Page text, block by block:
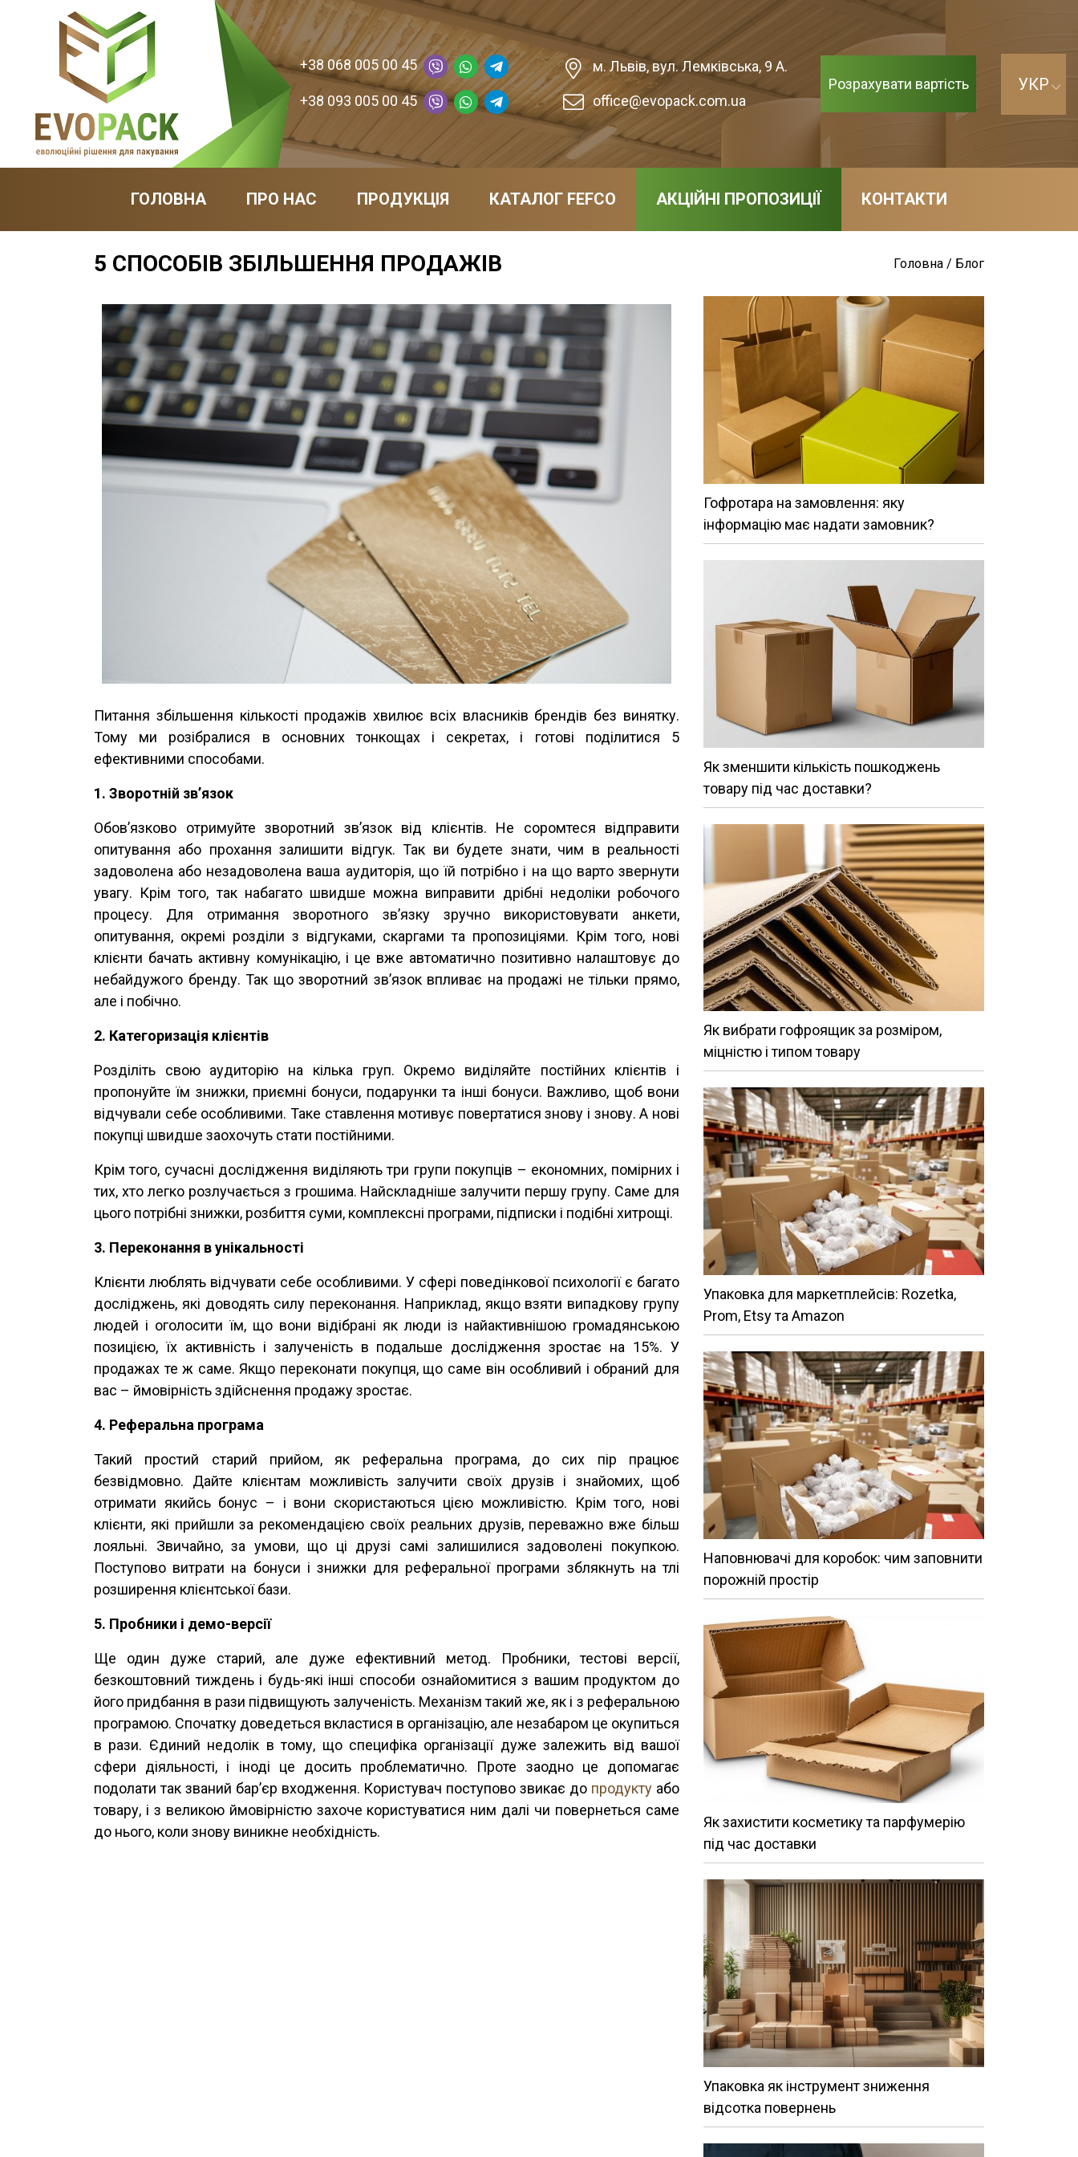
+38 068 005 00 45
+38 093 005 00 45
м. Львів, вул. Лемківська, 9 А.
office@evopack.com.ua
Розрахувати вартість
ГОЛОВНА ПРО НАС ПРОДУКЦІЯ КАТАЛОГ FEFCO АКЦІЙНІ ПРОПОЗИЦІЇ КОНТАКТИ
5 СПОСОБІВ ЗБІЛЬШЕННЯ ПРОДАЖІВ Головна / Блог
Питання збільшення кількості продажів хвилює всіх власників брендів без винятку.
Тому ми розібралися в основних тонкощах і секретах, і готові поділитися 5
ефективними способами.
1. Зворотній зв’язок
Обов’язково отримуйте зворотний зв’язок від клієнтів. Не соромтеся відправити
опитування або прохання залишити відгук. Так ви будете знати, чим в реальності
задоволена або незадоволена ваша аудиторія, що їй потрібно і на що варто звернути
увагу. Крім того, так набагато швидше можна виправити дрібні недоліки робочого
процесу. Для отримання зворотного зв’язку зручно використовувати анкети,
опитування, окремі розділи з відгуками, скаргами та пропозиціями. Крім того, нові
клієнти бачать активну комунікацію, і це вже автоматично позитивно налаштовує до
небайдужого бренду. Так що зворотний зв’язок впливає на продажі не тільки прямо,
але і побічно.
2. Категоризація клієнтів
Розділіть свою аудиторію на кілька груп. Окремо виділяйте постійних клієнтів і
пропонуйте їм знижки, приємні бонуси, подарунки та інші бонуси. Важливо, щоб вони
відчували себе особливими. Таке ставлення мотивує повертатися знову і знову. А нові
покупці швидше заохочуть стати постійними.
Крім того, сучасні дослідження виділяють три групи покупців – економних, помірних і
тих, хто легко розлучається з грошима. Найскладніше залучити першу групу. Саме для
цього потрібні знижки, розбиття суми, комплексні програми, підписки і подібні хитрощі.
3. Переконання в унікальності
Клієнти люблять відчувати себе особливими. У сфері поведінкової психології є багато
досліджень, які доводять силу переконання. Наприклад, якщо взяти випадкову групу
людей і оголосити їм, що вони відібрані як люди із найактивнішою громадянською
позицією, їх активність і залученість в подальше дослідження зростає на 15%. У
продажах те ж саме. Якщо переконати покупця, що саме він особливий і обраний для
вас – ймовірність здійснення продажу зростає.
4. Реферальна програма
Такий простий старий прийом, як реферальна програма, до сих пір працює
безвідмовно. Дайте клієнтам можливість залучити своїх друзів і знайомих, щоб
отримати якийсь бонус – і вони скористаються цією можливістю. Крім того, нові
клієнти, які прийшли за рекомендацією своїх реальних друзів, переважно вже більш
лояльні. Звичайно, за умови, що ці друзі самі залишилися задоволені покупкою.
Поступово витрати на бонуси і знижки для реферальної програми зблякнуть на тлі
розширення клієнтської бази.
5. Пробники і демо-версії
Ще один дуже старий, але дуже ефективний метод. Пробники, тестові версії,
безкоштовний тиждень і будь-які інші способи ознайомитися з вашим продуктом до
його придбання в рази підвищують залученість. Механізм такий же, як і з реферальною
програмою. Спочатку доведеться вкластися в організацію, але незабаром це окупиться
в рази. Єдиний недолік в тому, що специфіка організації дуже залежить від вашої
сфери діяльності, і іноді це досить проблематично. Проте заодно це допомагає
подолати так званий бар’єр входження. Користувач поступово звикає до продукту або
товару, і з великою ймовірністю захоче користуватися ним далі чи повернеться саме
до нього, коли знову виникне необхідність.
Гофротара на замовлення: яку
інформацію має надати замовник?
Як зменшити кількість пошкоджень
товару під час доставки?
Як вибрати гофроящик за розміром,
міцністю і типом товару
Упаковка для маркетплейсів: Rozetka,
Prom, Etsy та Amazon
Наповнювачі для коробок: чим заповнити
порожній простір
Як захистити косметику та парфумерію
під час доставки
Упаковка як інструмент зниження
відсотка повернень